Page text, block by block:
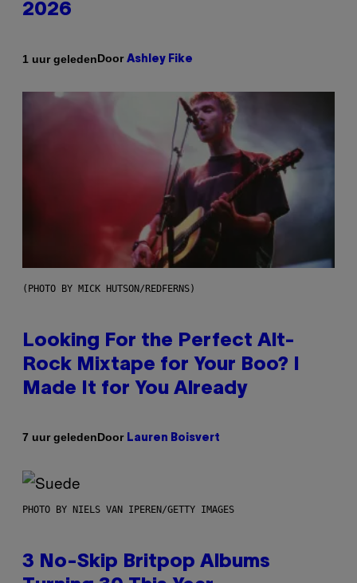
2026
1 uur geledenDoor Ashley Fike
(PHOTO BY MICK HUTSON/REDFERNS)
Looking For the Perfect Alt-
Rock Mixtape for Your Boo? I
Made It for You Already
7 uur geledenDoor Lauren Boisvert
PHOTO BY NIELS VAN IPEREN/GETTY IMAGES
3 No-Skip Britpop Albums